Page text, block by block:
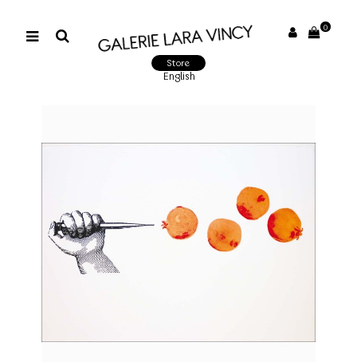
0
Store
English